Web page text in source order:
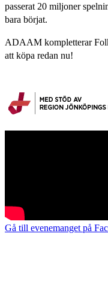
passerat 20 miljoner
bara börjat.
ADAAM kompletterar
att köpa redan nu!
Gå till evenemanget på